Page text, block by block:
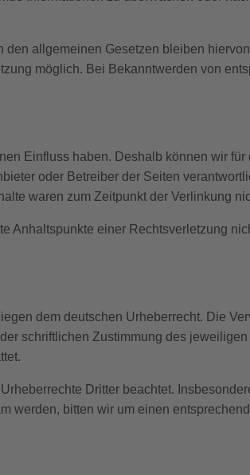
allgemeinen Gesetzen bleiben
möglich. Bei Bekanntwerden von
Einfluss haben. Deshalb können wir
oder Betreiber der Seiten
waren zum Zeitpunkt der Verlinkung
Anhaltspunkte einer Rechtsverletzung
dem deutschen Urheberrecht. Die
schriftlichen Zustimmung des
Dritter beachtet.
werden, bitten wir um einen